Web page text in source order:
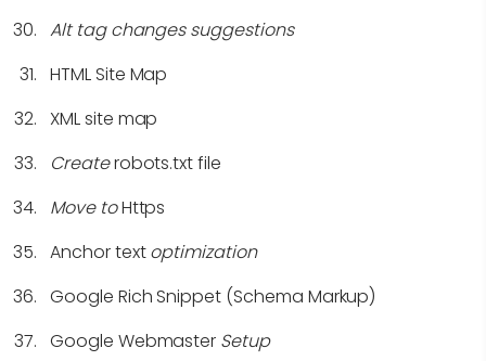
Alt tag changes suggestions
HTML Site Map
XML site map
Createrobots.txt file
Move toHttps
Anchor textoptimization
Google Rich Snippet (Schema Markup)
Google Webmaster Setup